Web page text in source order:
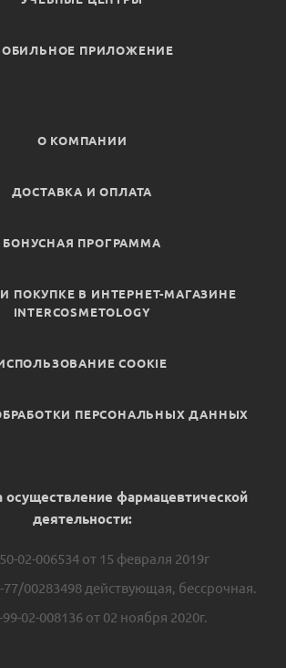
ПРИЛОЖЕНИЕ
О КОМПАНИИ
ДОСТАВКА И ОПЛАТА
БОНУСНАЯ ПРОГРАММА
ПОКУПКЕ В ИНТЕРНЕТ-МАГАЗИНЕ
INTERCOSMETOLOGY
COOKIE
ПЕРСОНАЛЬНЫХ ДАННЫХ
осуществление фармацевтической
деятельности:
02-006534 от 15 февраля 2019г
77/00283498 действующая, бессрочная.
02-008136 от 02 ноября 2020г.